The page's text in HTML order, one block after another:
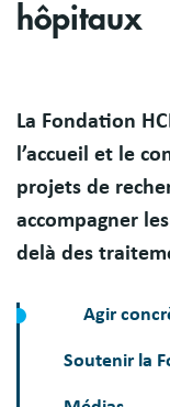
hôpitaux
Résumé
La Fondation
l’accueil et le
projets de
accompagner
delà des
Agir
Soutenir la